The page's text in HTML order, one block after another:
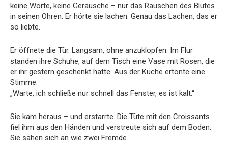
keine Worte, keine Geräusche – nur das Rauschen des Blutes
in seinen Ohren. Er hörte sie lachen. Genau das Lachen, das er
so liebte.
Er öffnete die Tür. Langsam, ohne anzuklopfen. Im Flur
standen ihre Schuhe, auf dem Tisch eine Vase mit Rosen, die
er ihr gestern geschenkt hatte. Aus der Küche ertönte eine
Stimme:
„Warte, ich schließe nur schnell das Fenster, es ist kalt.“
Sie kam heraus – und erstarrte. Die Tüte mit den Croissants
fiel ihm aus den Händen und verstreute sich auf dem Boden.
Sie sahen sich an wie zwei Fremde.